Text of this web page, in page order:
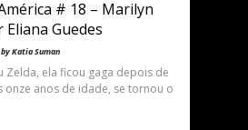
# 18 – Marilyn
Guedes
by Katia Suman
Zelda, ela ficou gaga depois de
onze anos de idade, se tornou o